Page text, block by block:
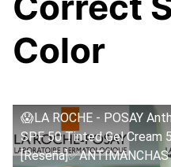
Color
😱LA ROCHE - POSAY
SPF 50 Tinted Gel Cream
[Reseña]✅ANTIMANCHAS